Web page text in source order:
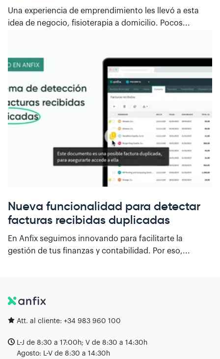
Una experiencia de emprendimiento les llevó a esta
idea de negocio, fisioterapia a domicilio. Pocos...
Nueva funcionalidad para detectar
facturas recibidas duplicadas
En Anfix seguimos innovando para facilitarte la
gestión de tus finanzas y contabilidad. Por eso,...
Att. al cliente: +34 983 960 100
L-J de 8:30 a 17:00h; V de 8:30 a 14:30h
Agosto: L-V de 8:30 a 14:30h